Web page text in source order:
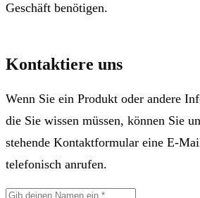
Geschäft benötigen.
Kontaktiere uns
Wenn Sie ein Produkt oder andere
die Sie wissen müssen, können Sie
stehende Kontaktformular eine E-
telefonisch anrufen.